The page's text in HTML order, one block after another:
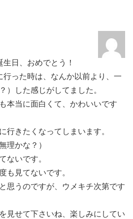
日、おめでとう！
った時は、なんか以前より、一
）した感じがしてました。
本当に面白くて、かわいいです
行きたくなってしまいます。
理かな？）
ないです。
も見てないです。
思うのですが、ウメキチ次第です
見せて下さいね、楽しみにしてい